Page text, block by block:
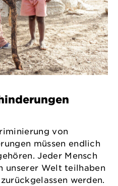
von
müssen endlich
Jeder Mensch
unserer Welt teilhaben
werden.